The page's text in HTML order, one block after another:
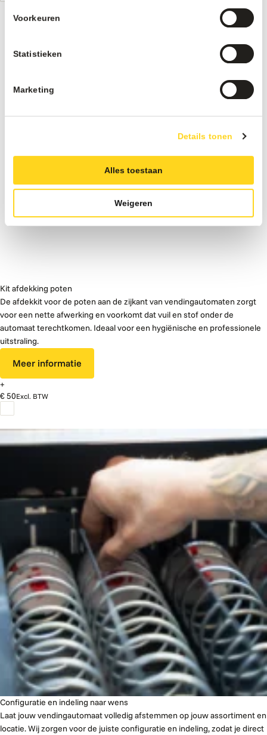
Voorkeuren
Statistieken
Marketing
Details tonen
Alles toestaan
Weigeren
Kit afdekking poten
De afdekkit voor de poten aan de zijkant van vendingautomaten zorgt
voor een nette afwerking en voorkomt dat vuil en stof onder de
automaat terechtkomen. Ideaal voor een hygiënische en professionele
uitstraling.
Meer informatie
+
€ 50Excl. BTW
Configuratie en indeling naar wens
Laat jouw vendingautomaat volledig afstemmen op jouw assortiment en
locatie. Wij zorgen voor de juiste configuratie en indeling, zodat je direct